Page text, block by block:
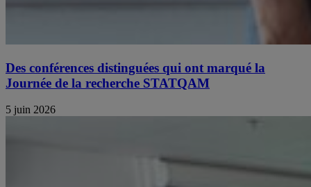
Des conférences distinguées qui ont marqué la
Journée de la recherche STATQAM
5 juin 2026